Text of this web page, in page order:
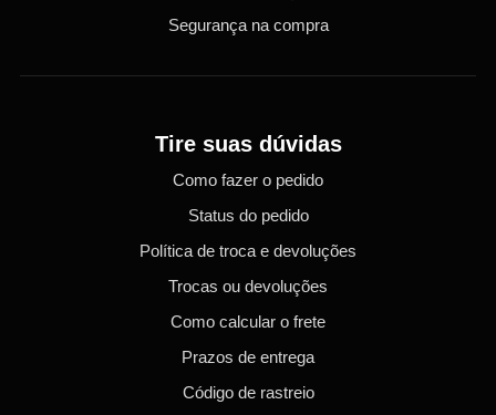
Segurança na compra
Tire suas dúvidas
Como fazer o pedido
Status do pedido
Política de troca e devoluções
Trocas ou devoluções
Como calcular o frete
Prazos de entrega
Código de rastreio